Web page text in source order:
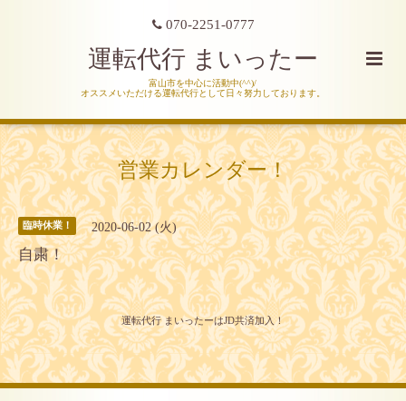
070-2251-0777
運転代行 まいったー
富山市を中心に活動中(^^)/
オススメいただける運転代行として日々努力しております。
営業カレンダー！
臨時休業！ 2020-06-02 (火)
自粛！
運転代行 まいったーはJD共済加入！